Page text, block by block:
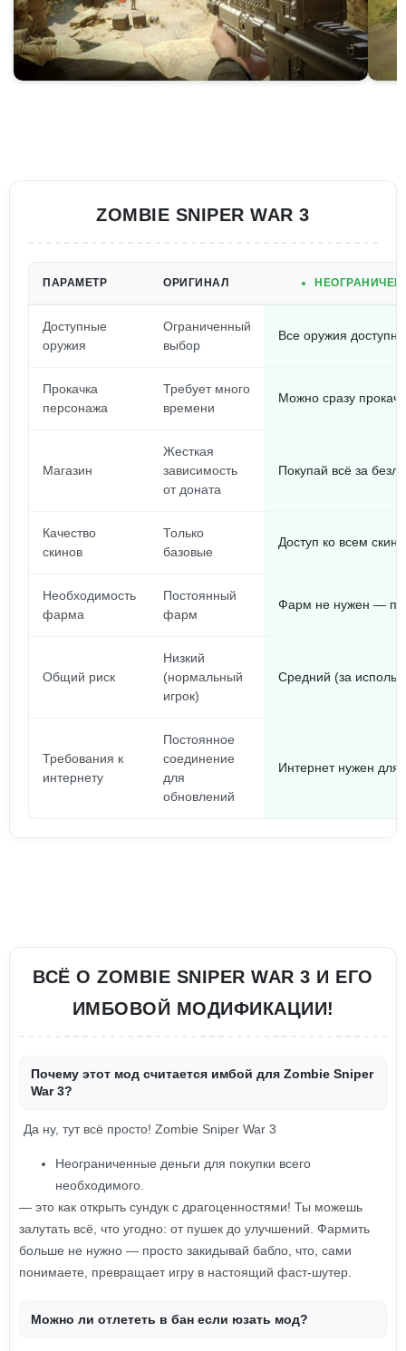
ZOMBIE SNIPER WAR 3
ПАРАМЕТР ОРИГИНАЛ
Доступные
оружия
Ограниченный
выбор
Все оружия
Прокачка
персонажа
Требует много
времени
Можно сразу
Магазин
Жесткая
зависимость
от доната
Покупай всё за
Качество
скинов
Только
базовые
Доступ ко всем
Необходимость
фарма
Постоянный
фарм
Фарм не нужен —
Общий риск
Низкий
(нормальный
игрок)
Средний (за
Требования к
интернету
Постоянное
соединение
для
обновлений
Интернет нужен для
ВСЁ О ZOMBIE SNIPER WAR 3 И ЕГО
ИМБОВОЙ МОДИФИКАЦИИ!
Почему этот мод считается имбой для Zombie Sniper
War 3?
Да ну, тут всё просто! Zombie Sniper War 3
Неограниченные деньги для покупки всего
необходимого.
— это как открыть сундук с драгоценностями! Ты можешь
залутать всё, что угодно: от пушек до улучшений. Фармить
больше не нужно — просто закидывай бабло, что, сами
понимаете, превращает игру в настоящий фаст-шутер.
Можно ли отлететь в бан если юзать мод?